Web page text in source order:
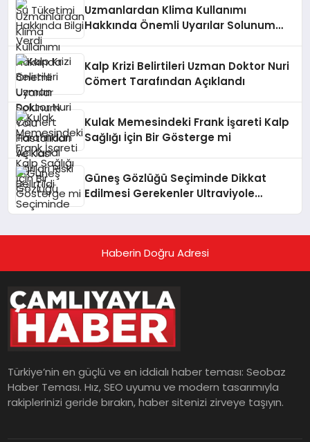
Uzmanlardan Klima Kullanımı
Hakkında Önemli Uyarılar Solunum
Kalp Krizi Belirtileri Uzman Doktor Nuri
Cömert Tarafından Açıklandı
Kulak Memesindeki Frank İşareti Kalp
Sağlığı İçin Bir Gösterge mi
Güneş Gözlüğü Seçiminde Dikkat
Edilmesi Gerekenler Ultraviyole
Haberin Doğru Adresi
Türkiye’nin en güçlü ve en iddialı haber teması: Seobaz
Haber Teması. Hız, SEO uyumu ve modern tasarımıyla
rakiplerinizi geride bırakın, haber sitenizi zirveye taşıyın.